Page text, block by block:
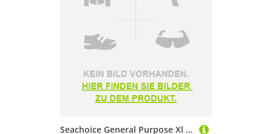
Seachoice General Purpose Xl Lifejacket Blau